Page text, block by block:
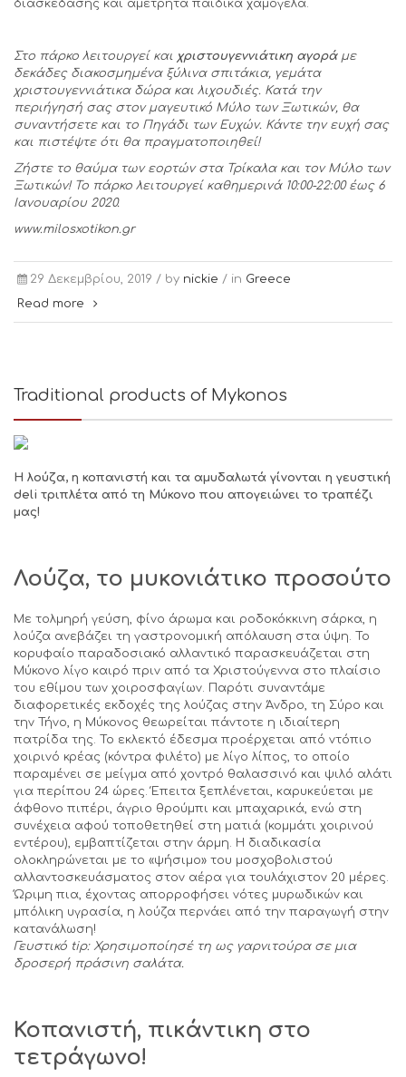
διασκέδασης και αμέτρητα παιδικά χαμόγελα.
Στο πάρκο λειτουργεί και χριστουγεννιάτικη αγορά με
δεκάδες διακοσμημένα ξύλινα σπιτάκια, γεμάτα
χριστουγεννιάτικα δώρα και λιχουδιές. Κατά την
περιήγησή σας στον μαγευτικό Μύλο των Ξωτικών, θα
συναντήσετε και το Πηγάδι των Ευχών. Κάντε την ευχή σας
και πιστέψτε ότι θα πραγματοποιηθεί!
Ζήστε το θαύμα των εορτών στα Τρίκαλα και τον Μύλο των
Ξωτικών! Το πάρκο λειτουργεί καθημερινά 10:00-22:00 έως 6
Ιανουαρίου 2020.
www.milosxotikon.gr
29 Δεκεμβρίου, 2019 / by nickie / in Greece
Read more
Traditional products of Mykonos
Η λούζα, η κοπανιστή και τα αμυδαλωτά γίνονται η γευστική
deli τριπλέτα από τη Μύκονο που απογειώνει το τραπέζι
μας!
Λούζα, το μυκονιάτικο προσούτο
Με τολμηρή γεύση, φίνο άρωμα και ροδοκόκκινη σάρκα, η
λούζα ανεβάζει τη γαστρονομική απόλαυση στα ύψη. Το
κορυφαίο παραδοσιακό αλλαντικό παρασκευάζεται στη
Μύκονο λίγο καιρό πριν από τα Χριστούγεννα στο πλαίσιο
του εθίμου των χοιροσφαγίων. Παρότι συναντάμε
διαφορετικές εκδοχές της λούζας στην Άνδρο, τη Σύρο και
την Τήνο, η Μύκονος θεωρείται πάντοτε η ιδιαίτερη
πατρίδα της. Το εκλεκτό έδεσμα προέρχεται από ντόπιο
χοιρινό κρέας (κόντρα φιλέτο) με λίγο λίπος, το οποίο
παραμένει σε μείγμα από χοντρό θαλασσινό και ψιλό αλάτι
για περίπου 24 ώρες. Έπειτα ξεπλένεται, καρυκεύεται με
άφθονο πιπέρι, άγριο θρούμπι και μπαχαρικά, ενώ στη
συνέχεια αφού τοποθετηθεί στη ματιά (κομμάτι χοιρινού
εντέρου), εμβαπτίζεται στην άρμη. Η διαδικασία
ολοκληρώνεται με το «ψήσιμο» του μοσχοβολιστού
αλλαντοσκευάσματος στον αέρα για τουλάχιστον 20 μέρες.
Ώριμη πια, έχοντας απορροφήσει νότες μυρωδικών και
μπόλικη υγρασία, η λούζα περνάει από την παραγωγή στην
κατανάλωση!
Γευστικό tip: Χρησιμοποίησέ τη ως γαρνιτούρα σε μια
δροσερή πράσινη σαλάτα.
Κοπανιστή, πικάντικη στο
τετράγωνο!